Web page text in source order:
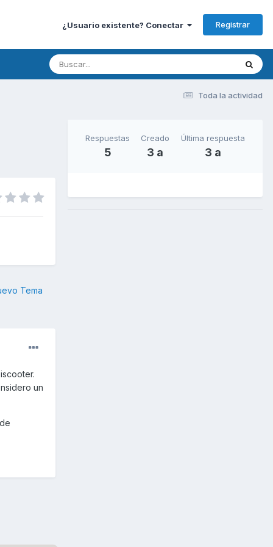
¿Usuario existente? Conectar Registrar
Toda la actividad
Tema
un
Respuestas
5
Creado
3 a
Última respuesta
3 a